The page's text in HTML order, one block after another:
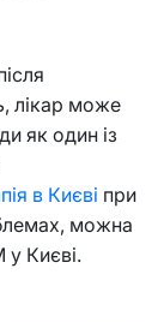
лікар може
як один із
в Києві при
можна
у Києві.